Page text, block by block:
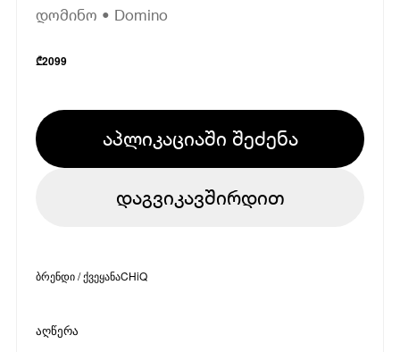
დომინო • Domino
₾2099
აპლიკაციაში შეძენა
დაგვიკავშირდით
ბრენდი / ქვეყანაCHiQ
აღწერა